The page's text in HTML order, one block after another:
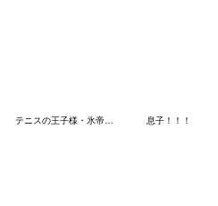
息子！！！